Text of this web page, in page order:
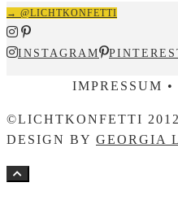
→ @LICHTKONFETTI
INSTAGRAM
IMPRESSUM
©LICHTKONFETTI
DESIGN BY GEORGIA